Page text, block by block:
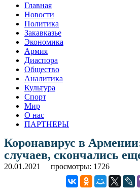
Главная
Новости
Политика
Закавказье
Экономика
Армия
Диаспора
Общество
Аналитика
Культура
Спорт
Мир
О нас
ПАРТНЕРЫ
Коронавирус в
случаев, скончались
20.01.2021 просмотры: 1726